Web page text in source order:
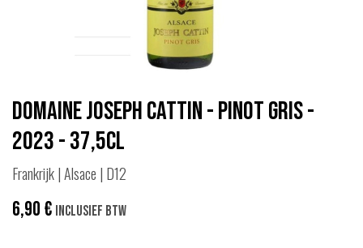
Domaine Joseph Cattin - Pinot Gris -
2023 - 37,5cl
Frankrijk | Alsace | D12
6,90€ Inclusief btw